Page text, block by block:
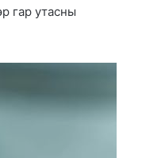
гар утасны